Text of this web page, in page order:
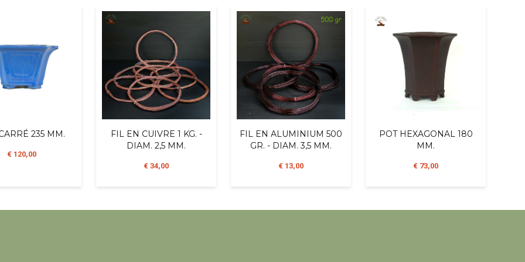
235 MM.
€ 120,00
FIL EN CUIVRE 1 KG. -
DIAM. 2,5 MM.
€ 34,00
FIL EN ALUMINIUM 500
GR. - DIAM. 3,5 MM.
€ 13,00
POT HEXAGONAL 180
MM.
€ 73,00